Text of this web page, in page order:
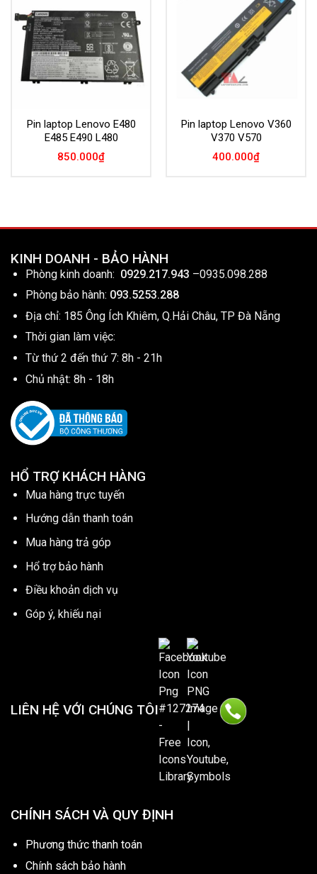
Wishlist
Pin laptop Lenovo E480
E485 E490 L480
850.000₫
Add to
Wishlist
Pin laptop Lenovo V360
V370 V570
400.000₫
KINH DOANH - BẢO HÀNH
Phòng kinh doanh: 0929.217.943 –0935.098.288
Phòng bảo hành: 093.5253.288
Địa chỉ: 185 Ông Ích Khiêm, Q.Hải Châu, TP Đà Nẵng
Thời gian làm việc:
Từ thứ 2 đến thứ 7: 8h - 21h
Chủ nhật: 8h - 18h
HỔ TRỢ KHÁCH HÀNG
Mua hàng trực tuyến
Hướng dẫn thanh toán
Mua hàng trả góp
Hổ trợ bảo hành
Điều khoản dịch vụ
Góp ý, khiếu nại
LIÊN HỆ VỚI CHÚNG TÔI
CHÍNH SÁCH VÀ QUY ĐỊNH
Phương thức thanh toán
Chính sách bảo hành